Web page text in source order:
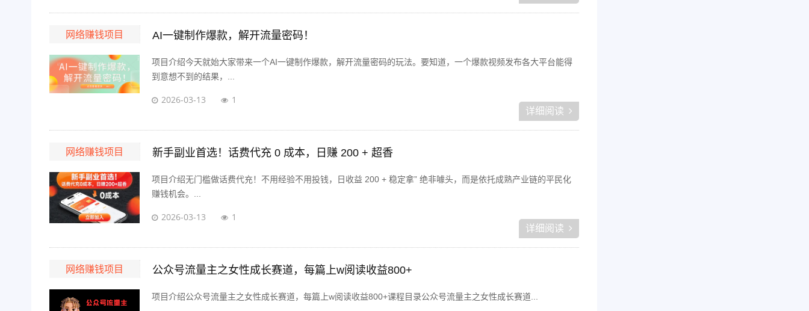
网络赚钱项目 AI一键制作爆款，解开流量密码！
项目介绍今天就始大家带来一个AI一键制作爆款，解开流量密码的玩法。要知道，一个爆款视频发布各大平台能得
到意想不到的结果，...
2026-03-13 1
详细阅读
网络赚钱项目 新手副业首选！话费代充 0 成本，日赚 200 + 超香
项目介绍无门槛做话费代充！不用经验不用投钱，日收益 200 + 稳定拿” 绝非噱头，而是依托成熟产业链的平民化
赚钱机会。...
2026-03-13 1
详细阅读
网络赚钱项目 公众号流量主之女性成长赛道，每篇上w阅读收益800+
项目介绍公众号流量主之女性成长赛道，每篇上w阅读收益800+课程目录公众号流量主之女性成长赛道...